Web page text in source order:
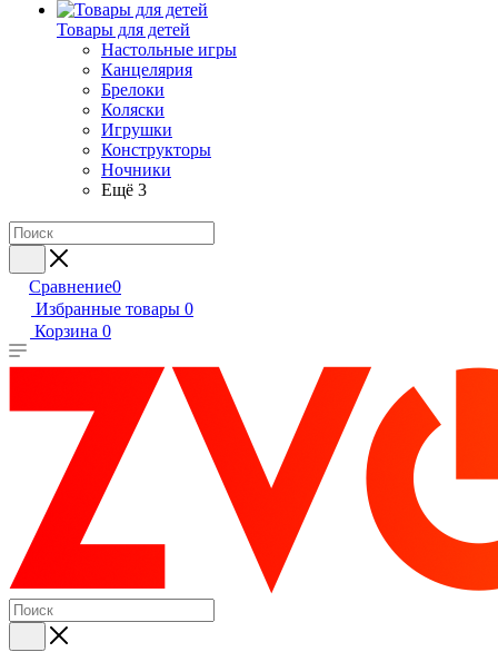
Товары для детей
Настольные игры
Канцелярия
Брелоки
Коляски
Игрушки
Конструкторы
Ночники
Ещё 3
Сравнение0
Избранные товары 0
Корзина 0